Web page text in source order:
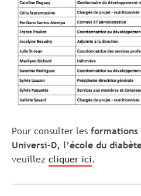
Pour consulter les formations
Universi-D, l’école du
veuillez cliquer ici.